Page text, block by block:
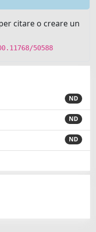
citare o creare un
50588
ND
ND
ND